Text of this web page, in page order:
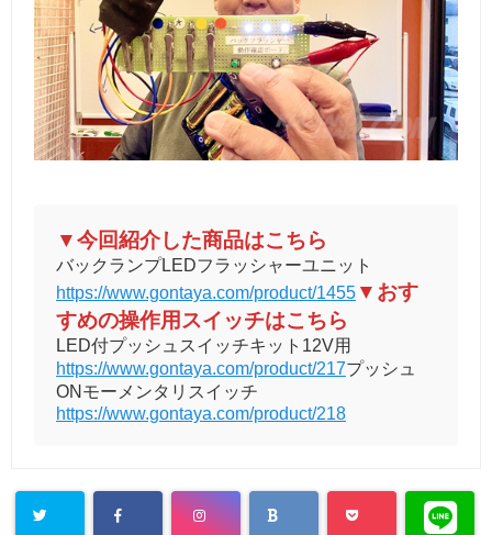
▼今回紹介した商品はこちら
バックランプLEDフラッシャーユニット
https://www.gontaya.com/product/1455 ▼おす
すめの操作用スイッチはこちら
LED付プッシュスイッチキット12V用
https://www.gontaya.com/product/217プッシュ
ONモーメンタリスイッチ
https://www.gontaya.com/product/218